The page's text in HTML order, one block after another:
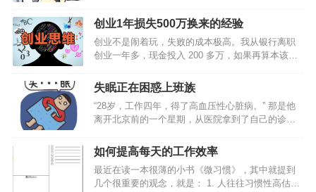
板见了，不甘示弱，立即挂出一块同样大小的广告
牌，上书：“本店拥有英国最好的裁缝。”看到这里，
“本店拥有世界上最好的裁缝。”不料，那老板却来
了…
景的员工。1、 站在老板的立场上思考问题；2、 与
上级分享你的想法；3、 时刻维护公司的利益；4、
琢磨为公司赚钱；5、 在外界诱惑面前经得起考验。
你靠什么在单位立足？此文堪称经典2敬业随着社会
进步，人们的知识背景越来越趋同。学历、文凭已
不再是公司挑选员工的首要条件。很多公司考察员
作的目的不仅仅在于报酬；2、 提供超…
创业1年损失500万换来的经验
创业不是闹着玩，失败的成本极高。我从银行离职
创业一年多，现金投入 200 多万，如果再算本该在
讲讲我首次创业的“事故”。2012 年，36 氪、虎嗅们
每天推送创业团队的成功故事，创业大街上每天都
举办创业活动……如果我还不去创业，对得起这帮
可劲儿鼓噪的人吗?于是，我辞掉了在招商银行总行
的工作，开始了互联网创业之旅。2013 年初，我回
到上海，认识了许多互联网公司的年轻人，跟他们
式启动，到国庆节前后陆续…
失眠正在困惑上班族
“28岁，工作四年，得了高血压性心脏病。” 那是他
离开北京前的一个星期，从医院拿到了自己的诊断
十分惶恐，但是他心里又很明白，事情到了这种地
步，只能怪自己。 在将近两年的时间里，他一直深
受失眠的困扰，整个人比两年前胖了21斤，记忆力
下降非常明显，注意力也很难像以前一样时刻集
如何提高每天的工作效率
最近在读一本很薄的小书《微习惯》，其中就提到
几个很重要的观念，就是： 1. 人往往习惯性高估短